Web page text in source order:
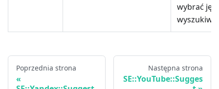
wybrać
Poprzednia strona Następna strona
SE::YouTube::Sugges